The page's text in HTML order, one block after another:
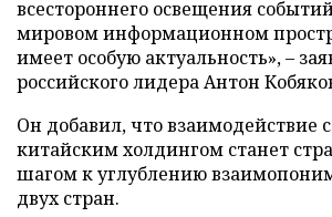
всестороннего освещения
мировом информационном
имеет особую актуальность», –
российского лидера Антон
Он добавил, что
китайским холдингом станет
шагом к углублению
двух стран.